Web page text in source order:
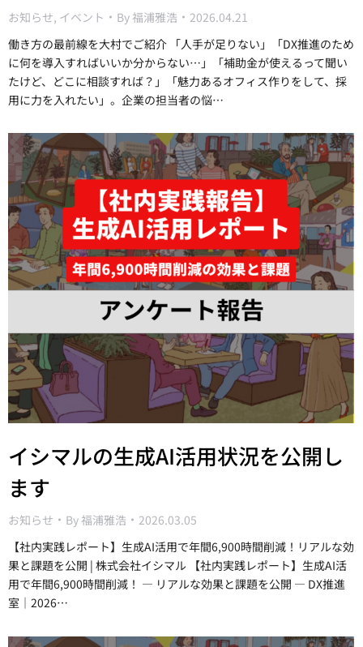
お知らせ, イベント By福浦雅浩
2026.04.21
働き方の最前線を大村でご紹介 「人手が足りない」「DX推進のため
に何を導入すればいいか分からない…」「補助金が使えるって聞い
たけど、どこに相談すれば？」「魅力あるオフィス作りをして、採
用に力を入れたい」。企業の担当者の悩…
イシマルの生成AI活用状況を公開し
ます
お知らせ By福浦雅浩
2026.03.05
【社内実践レポート】生成AI活用で年間6,900時間削減！リアルな効
果と課題を公開 | 株式会社イシマル 【社内実践レポート】生成AI活
用で年間6,900時間削減！ ― リアルな効果と課題を公開 ― DX推進
室｜2026…